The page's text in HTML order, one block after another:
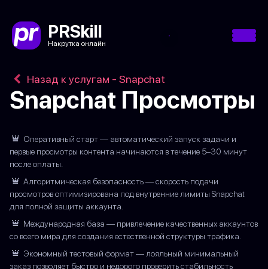
PRSkill
Накрутка онлайн
Назад к услугам - Snapchat
Snapchat Просмотры
Оперативный старт — автоматический запуск задачи и
первые просмотры контента начинаются в течение 5–30 минут
после оплаты.
Алгоритмическая безопасность — скорость подачи
просмотров оптимизирована под внутренние лимиты Snapchat
для полной защиты аккаунта.
Международная база — привлечение качественных аккаунтов
со всего мира для создания естественной структуры трафика.
Экономный тестовый формат — лояльный минимальный
заказ позволяет быстро и недорого проверить стабильность